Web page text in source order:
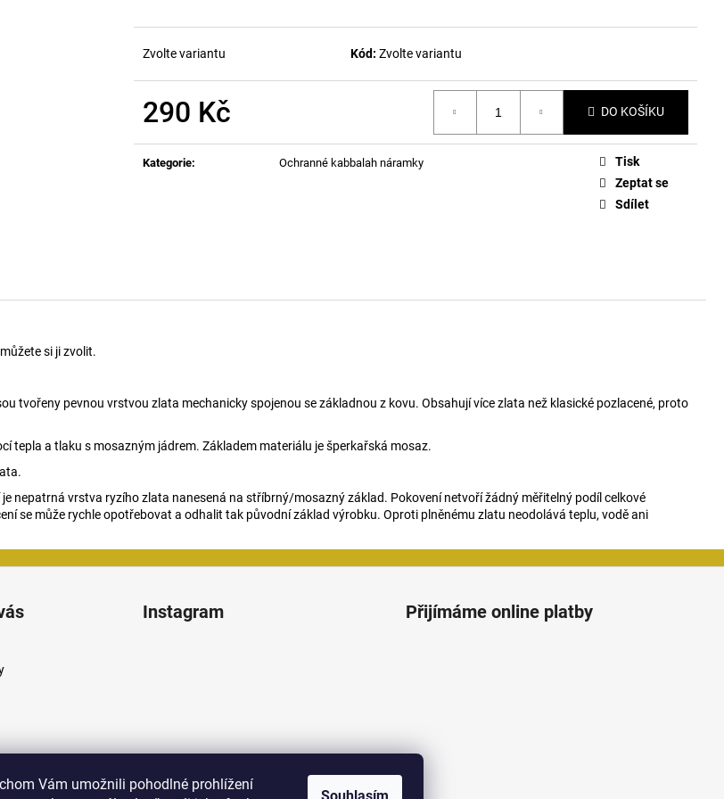
Vám umožnili pohodlné prohlížení
Zvolte variantu Kód: Zvolte variantu
290 Kč DO KOŠÍKU
Kategorie: Ochranné kabbalah náramky
Tisk
Zeptat se
Sdílet
si ji zvolit.
tvořeny pevnou vrstvou zlata mechanicky spojenou se základnou z kovu. Obsahují více zlata než klasické pozlacené, proto
tepla a tlaku s mosazným jádrem. Základem materiálu je šperkařská mosaz.
nepatrná vrstva ryzího zlata nanesená na stříbrný/mosazný základ. Pokovení netvoří žádný měřitelný podíl celkové
se může rychle opotřebovat a odhalit tak původní základ výrobku. Oproti plněnému zlatu neodolává teplu, vodě ani
Instagram Přijímáme online platby